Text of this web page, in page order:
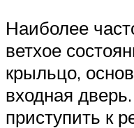
Наиболее
ветхое
крыльцо,
входная
приступить к